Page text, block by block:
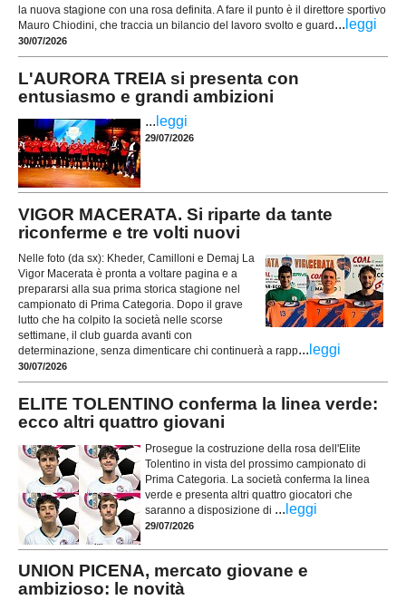
la nuova stagione con una rosa definita. A fare il punto è il direttore sportivo
Mauro Chiodini, che traccia un bilancio del lavoro svolto e guard ... leggi
30/07/2026
L'AURORA TREIA si presenta con
entusiasmo e grandi ambizioni
... leggi
29/07/2026
VIGOR MACERATA. Si riparte da tante
riconferme e tre volti nuovi
Nelle foto (da sx): Kheder, Camilloni e Demaj La
Vigor Macerata è pronta a voltare pagina e a
prepararsi alla sua prima storica stagione nel
campionato di Prima Categoria. Dopo il grave
lutto che ha colpito la società nelle scorse
settimane, il club guarda avanti con
determinazione, senza dimenticare chi continuerà a rapp... leggi
30/07/2026
ELITE TOLENTINO conferma la linea verde:
ecco altri quattro giovani
Prosegue la costruzione della rosa dell'Elite
Tolentino in vista del prossimo campionato di
Prima Categoria. La società conferma la linea
verde e presenta altri quattro giocatori che
saranno a disposizione di ... leggi
29/07/2026
UNION PICENA, mercato giovane e
ambizioso: le novità